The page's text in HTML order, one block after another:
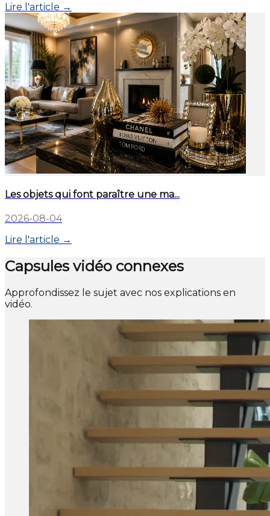
Lire l'article →
Les objets qui font paraître une ma...
2026-08-04
Lire l'article →
Capsules vidéo connexes
Approfondissez le sujet avec nos explications en
vidéo.